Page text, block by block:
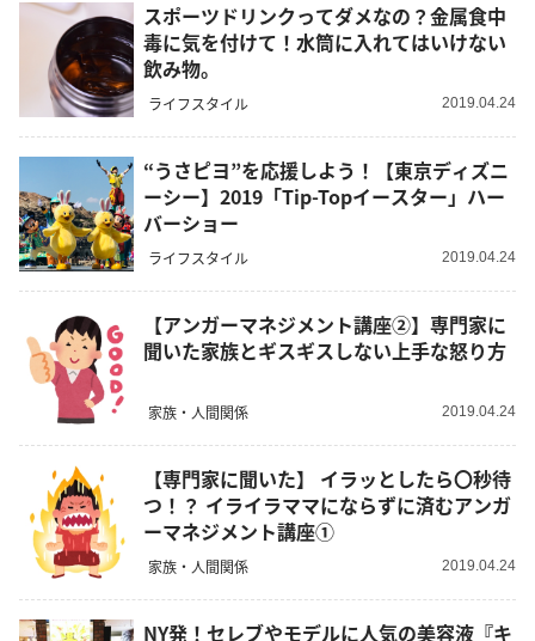
スポーツドリンクってダメなの？金属食中
毒に気を付けて！水筒に入れてはいけない
飲み物。
ライフスタイル 2019.04.24
“うさピヨ”を応援しよう！【東京ディズニ
ーシー】2019「Tip-Topイースター」ハー
バーショー
ライフスタイル 2019.04.24
【アンガーマネジメント講座②】専門家に
聞いた家族とギスギスしない上手な怒り方
家族・人間関係 2019.04.24
【専門家に聞いた】 イラッとしたら〇秒待
つ！？ イライラママにならずに済むアンガ
ーマネジメント講座①
家族・人間関係 2019.04.24
NY発！セレブやモデルに人気の美容液『キ